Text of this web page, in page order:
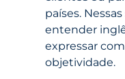
países.
entender
expressar
objetividade.